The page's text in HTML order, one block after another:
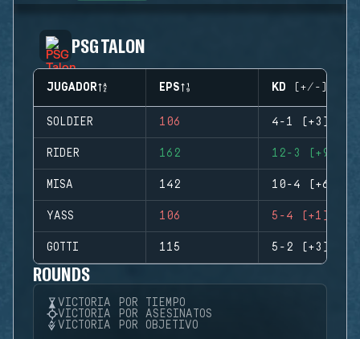
PSG TALON
JUGADOR EPS KD (+/-)
SOLDIER 106 4-1 (+3)
RIDER 162 12-3 (+9)
MISA 142 10-4 (+6)
YASS 106 5-4 (+1)
GOTTI 115 5-2 (+3)
ROUNDS
VICTORIA POR TIEMPO
VICTORIA POR ASESINATOS
VICTORIA POR OBJETIVO